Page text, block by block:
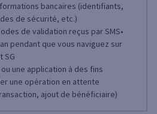
bancaires (identifiants,
de sécurité, etc.)
de validation reçus par SMS•
pendant que vous naviguez sur
SG
une application à des fins
une opération en attente
ajout de bénéficiaire)